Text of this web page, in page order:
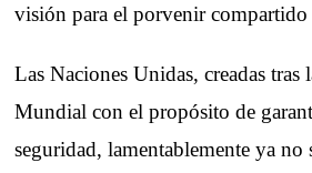
visión para el porvenir
Las Naciones Unidas, creadas tras
Mundial con el propósito de
seguridad, lamentablemente ya no